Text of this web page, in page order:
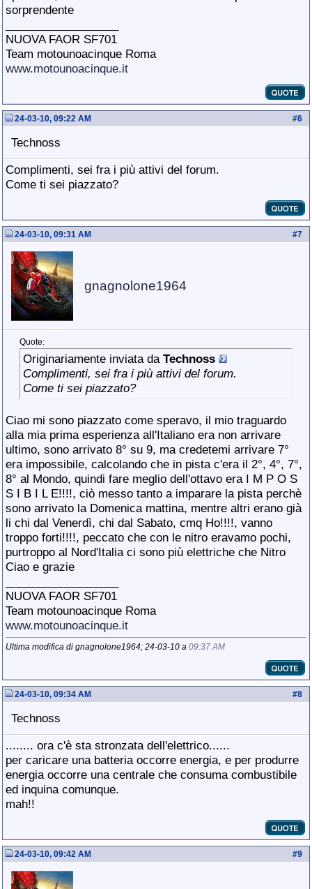
sorprendente
NUOVA FAOR SF701
Team motounoacinque Roma
www.motounoacinque.it
#6
24-03-10, 09:22 AM
Technoss
Complimenti, sei fra i più attivi del forum.
Come ti sei piazzato?
#7
24-03-10, 09:31 AM
gnagnolone1964
Quote:
Originariamente inviata da Technoss
Complimenti, sei fra i più attivi del forum.
Come ti sei piazzato?
Ciao mi sono piazzato come speravo, il mio traguardo
alla mia prima esperienza all'Italiano era non arrivare
ultimo, sono arrivato 8° su 9, ma credetemi arrivare 7°
era impossibile, calcolando che in pista c'era il 2°, 4°, 7°,
8° al Mondo, quindi fare meglio dell'ottavo era I M P O S
S I B I L E!!!!, ciò messo tanto a imparare la pista perchè
sono arrivato la Domenica mattina, mentre altri erano già
li chi dal Venerdì, chi dal Sabato, cmq Ho!!!!, vanno
troppo forti!!!!, peccato che con le nitro eravamo pochi,
purtroppo al Nord'Italia ci sono più elettriche che Nitro
Ciao e grazie
NUOVA FAOR SF701
Team motounoacinque Roma
www.motounoacinque.it
Ultima modifica di gnagnolone1964; 24-03-10 a 09:37 AM
#8
24-03-10, 09:34 AM
Technoss
........ ora c'è sta stronzata dell'elettrico......
per caricare una batteria occorre energia, e per produrre
energia occorre una centrale che consuma combustibile
ed inquina comunque.
mah!!
#9
24-03-10, 09:42 AM